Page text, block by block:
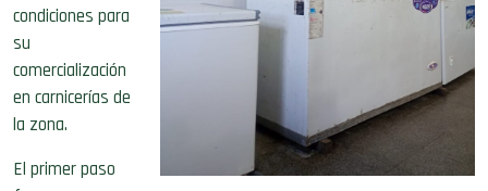
condiciones para
su
comercialización
en carnicerías de
la zona.
El primer paso